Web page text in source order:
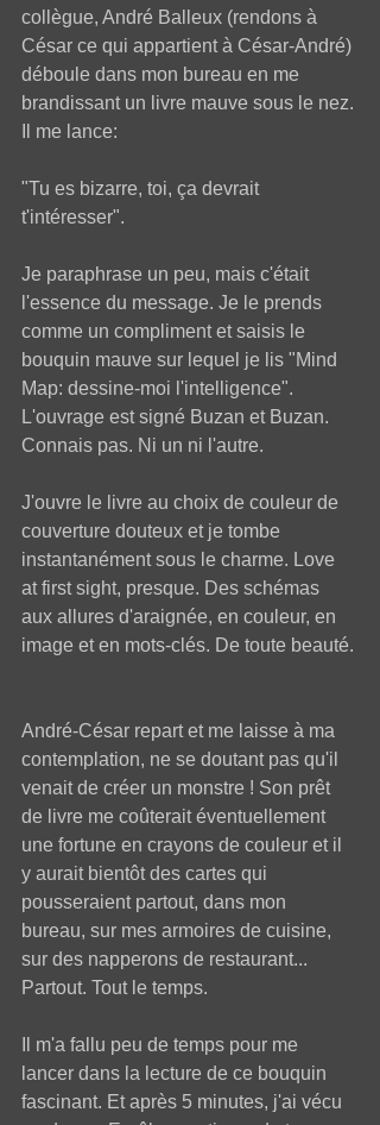
collègue, André Balleux (rendons à
César ce qui appartient à César-André)
déboule dans mon bureau en me
brandissant un livre mauve sous le nez.
Il me lance:
"Tu es bizarre, toi, ça devrait
t'intéresser".
Je paraphrase un peu, mais c'était
l'essence du message. Je le prends
comme un compliment et saisis le
bouquin mauve sur lequel je lis "Mind
Map: dessine-moi l'intelligence".
L'ouvrage est signé Buzan et Buzan.
Connais pas. Ni un ni l'autre.
J'ouvre le livre au choix de couleur de
couverture douteux et je tombe
instantanément sous le charme. Love
at first sight, presque. Des schémas
aux allures d'araignée, en couleur, en
image et en mots-clés. De toute beauté.
André-César repart et me laisse à ma
contemplation, ne se doutant pas qu'il
venait de créer un monstre ! Son prêt
de livre me coûterait éventuellement
une fortune en crayons de couleur et il
y aurait bientôt des cartes qui
pousseraient partout, dans mon
bureau, sur mes armoires de cuisine,
sur des napperons de restaurant...
Partout. Tout le temps.
Il m'a fallu peu de temps pour me
lancer dans la lecture de ce bouquin
fascinant. Et après 5 minutes, j'ai vécu